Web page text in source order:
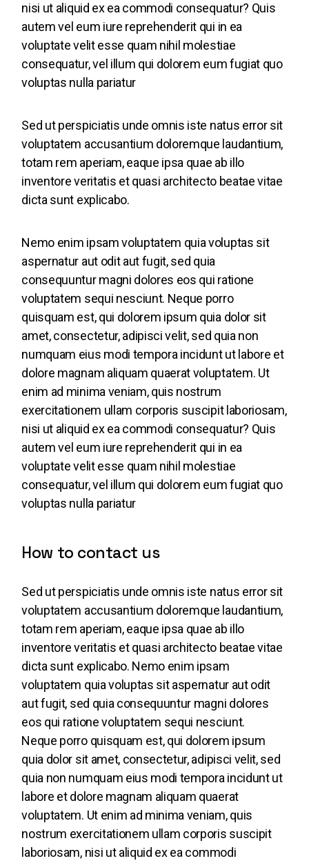
nisi ut aliquid ex ea commodi consequatur? Quis
autem vel eum iure reprehenderit qui in ea
voluptate velit esse quam nihil molestiae
consequatur, vel illum qui dolorem eum fugiat quo
voluptas nulla pariatur
Sed ut perspiciatis unde omnis iste natus error sit
voluptatem accusantium doloremque laudantium,
totam rem aperiam, eaque ipsa quae ab illo
inventore veritatis et quasi architecto beatae vitae
dicta sunt explicabo.
Nemo enim ipsam voluptatem quia voluptas sit
aspernatur aut odit aut fugit, sed quia
consequuntur magni dolores eos qui ratione
voluptatem sequi nesciunt. Neque porro
quisquam est, qui dolorem ipsum quia dolor sit
amet, consectetur, adipisci velit, sed quia non
numquam eius modi tempora incidunt ut labore et
dolore magnam aliquam quaerat voluptatem. Ut
enim ad minima veniam, quis nostrum
exercitationem ullam corporis suscipit laboriosam,
nisi ut aliquid ex ea commodi consequatur? Quis
autem vel eum iure reprehenderit qui in ea
voluptate velit esse quam nihil molestiae
consequatur, vel illum qui dolorem eum fugiat quo
voluptas nulla pariatur
How to contact us
Sed ut perspiciatis unde omnis iste natus error sit
voluptatem accusantium doloremque laudantium,
totam rem aperiam, eaque ipsa quae ab illo
inventore veritatis et quasi architecto beatae vitae
dicta sunt explicabo. Nemo enim ipsam
voluptatem quia voluptas sit aspernatur aut odit
aut fugit, sed quia consequuntur magni dolores
eos qui ratione voluptatem sequi nesciunt.
Neque porro quisquam est, qui dolorem ipsum
quia dolor sit amet, consectetur, adipisci velit, sed
quia non numquam eius modi tempora incidunt ut
labore et dolore magnam aliquam quaerat
voluptatem. Ut enim ad minima veniam, quis
nostrum exercitationem ullam corporis suscipit
laboriosam, nisi ut aliquid ex ea commodi